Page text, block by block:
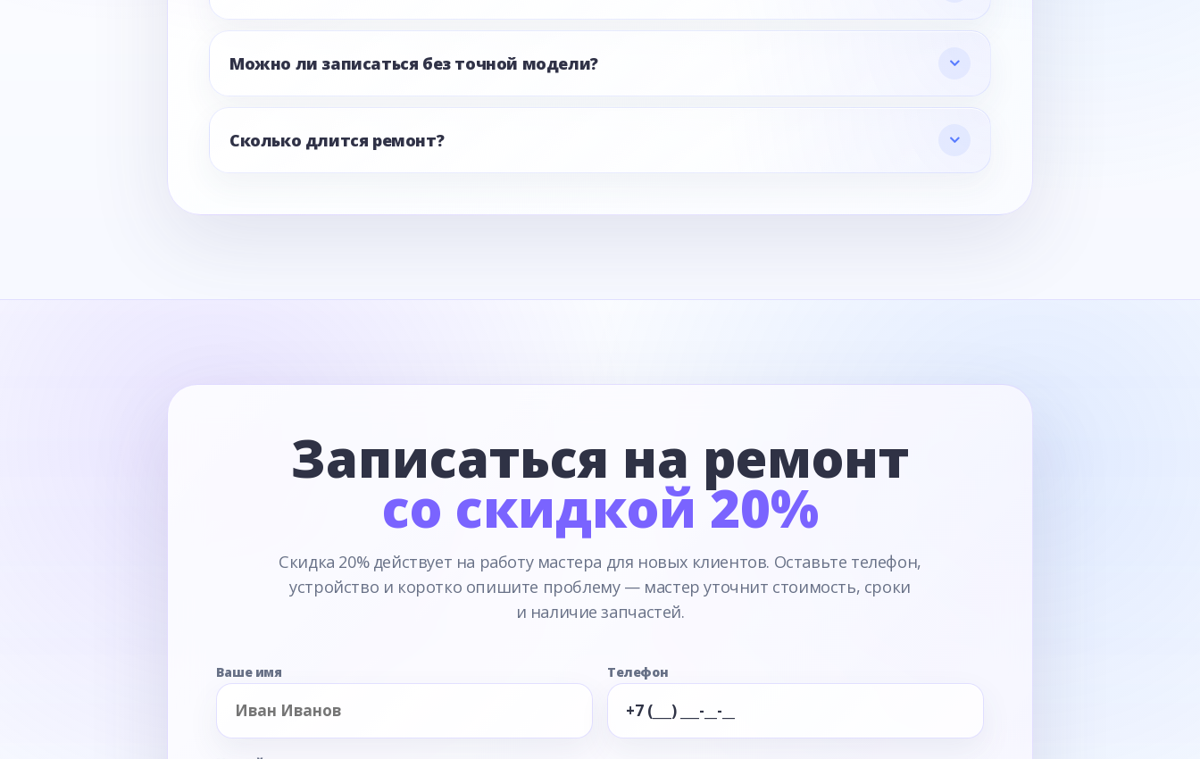
Можно ли записаться без точной модели?
Сколько длится ремонт?
Записаться на ремонт
со скидкой 20%
Скидка 20% действует на работу мастера для новых клиентов. Оставьте телефон,
устройство и коротко опишите проблему — мастер уточнит стоимость, сроки
и наличие запчастей.
Ваше имя Телефон